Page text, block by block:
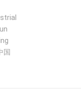
国